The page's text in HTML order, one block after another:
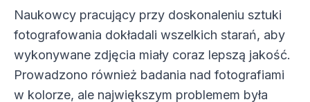
Naukowcy pracujący przy doskonaleniu sztuki
fotografowania dokładali wszelkich starań, aby
wykonywane zdjęcia miały coraz lepszą jakość.
Prowadzono również badania nad fotografiami
w kolorze, ale największym problemem była